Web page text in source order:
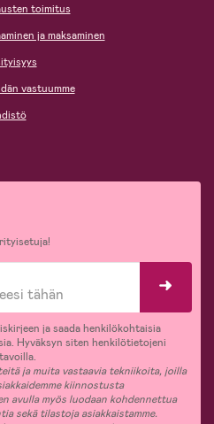
toimitus
ja maksaminen
vastuumme
ja saada henkilökohtaisia
Hyväksyn siten henkilötietojeni
ja muita vastaavia tekniikoita, joilla
kiinnostusta
avulla myös luodaan kohdennettua
sekä tilastoja asiakkaistamme.